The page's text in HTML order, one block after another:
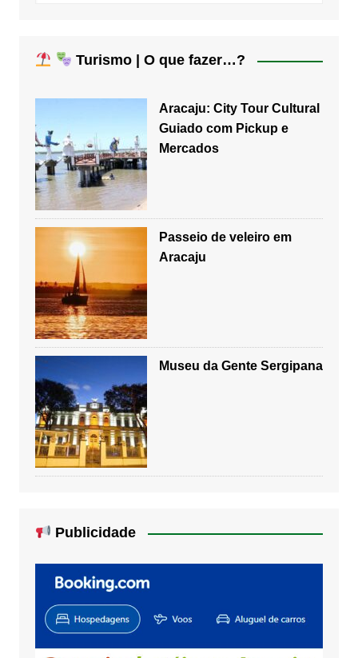
Turismo | O que fazer…?
Aracaju: City Tour Cultural
Guiado com Pickup e
Mercados
Passeio de veleiro em
Aracaju
Museu da Gente Sergipana
Publicidade